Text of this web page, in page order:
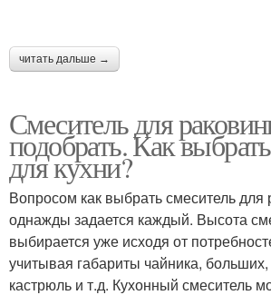
читать дальше →
Смеситель для
подобрать. Как
для кухни?
Вопросом как выбрать смеситель для
однажды задается каждый. Высота
выбирается уже исходя от
учитывая габариты чайника,
кастрюль и т.д. Кухонный смеситель